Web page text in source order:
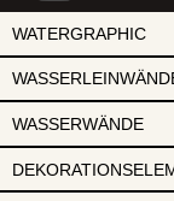
youtube
WATERGRAPHIC
WASSERWÄNDE